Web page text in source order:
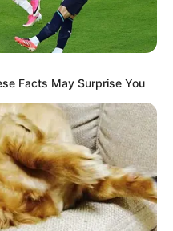
Facts May Surprise You